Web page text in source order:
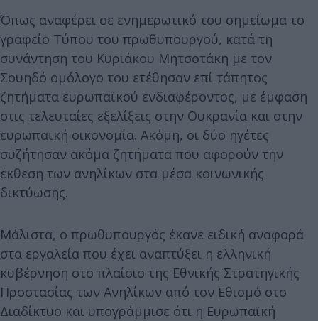
Όπως αναφέρει σε ενημερωτικό του σημείωμα το
γραφείο Τύπου του πρωθυπουργού, κατά τη
συνάντηση του Κυριάκου Μητσοτάκη με τον
Σουηδό ομόλογο του ετέθησαν επί τάπητος
ζητήματα ευρωπαϊκού ενδιαφέροντος, με έμφαση
στις τελευταίες εξελίξεις στην Ουκρανία και στην
ευρωπαϊκή οικονομία. Ακόμη, οι δύο ηγέτες
συζήτησαν ακόμα ζητήματα που αφορούν την
έκθεση των ανηλίκων στα μέσα κοινωνικής
δικτύωσης.
Μάλιστα, ο πρωθυπουργός έκανε ειδική αναφορά
στα εργαλεία που έχει αναπτύξει η ελληνική
κυβέρνηση στο πλαίσιο της Εθνικής Στρατηγικής
Προστασίας των Ανηλίκων από τον Εθισμό στο
Διαδίκτυο και υπογράμμισε ότι η Ευρωπαϊκή